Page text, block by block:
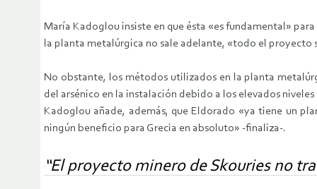
María Kadoglou insiste en que ésta «es fundamental»
la planta metalúrgica no sale adelante, «todo el proyecto
No obstante, los métodos utilizados en la planta
del arsénico en la instalación debido a los elevados
Kadoglou añade, además, que Eldorado «ya tiene un
ningún beneficio para Grecia en absoluto» -finaliza-.
“El proyecto minero de Skouries no